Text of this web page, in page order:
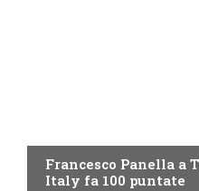
Francesco Panella a
Italy fa 100 puntate